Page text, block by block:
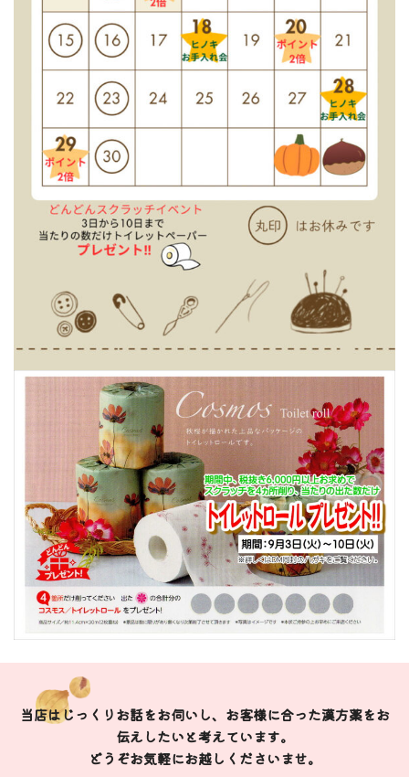
当店はじっくりお話をお伺いし、お客様に合った漢方薬をお
伝えしたいと考えています。
どうぞお気軽にお越しくださいませ。